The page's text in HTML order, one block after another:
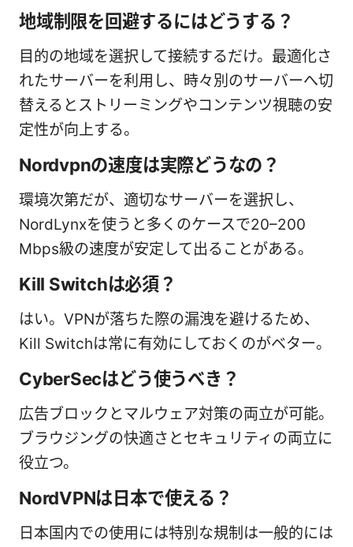
地域制限を回避するにはどうする？
目的の地域を選択して接続するだけ。最適化さ
れたサーバーを利用し、時々別のサーバーへ切
替えるとストリーミングやコンテンツ視聴の安
定性が向上する。
Nordvpnの速度は実際どうなの？
環境次第だが、適切なサーバーを選択し、
NordLynxを使うと多くのケースで20–200
Mbps級の速度が安定して出ることがある。
Kill Switchは必須？
はい。VPNが落ちた際の漏洩を避けるため、
Kill Switchは常に有効にしておくのがベター。
CyberSecはどう使うべき？
広告ブロックとマルウェア対策の両立が可能。
ブラウジングの快適さとセキュリティの両立に
役立つ。
NordVPNは日本で使える？
日本国内での使用には特別な規制は一般的には